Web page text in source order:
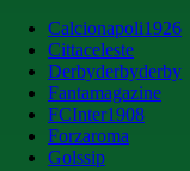
Calcionapoli1926
Cittaceleste
Derbyderbyderby
Fantamagazine
FCInter1908
Forzaroma
Golssip